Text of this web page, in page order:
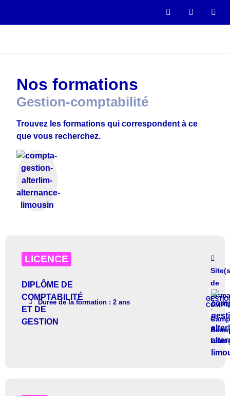
Nos formations
Gestion-comptabilité
Trouvez les formations qui correspondent à ce
que vous recherchez.
LICENCE
DIPLÔME DE
COMPTABILITÉ
ET DE
GESTION
Durée de la formation : 2 ans
de
: